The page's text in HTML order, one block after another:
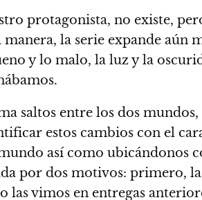
protagonista, no existe,
manera, la serie expande aún
y lo malo, la luz y la
saltos entre los dos
estos cambios con el
así como ubicándonos
por dos motivos: primero,
vimos en entregas